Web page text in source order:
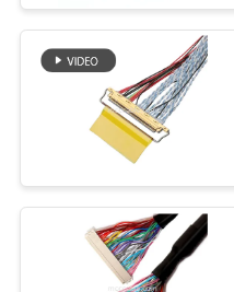
যোগাযোগ
মামলা